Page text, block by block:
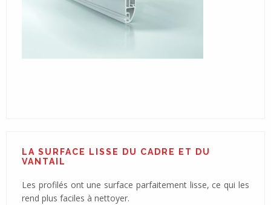
LA SURFACE LISSE DU CADRE ET DU
VANTAIL
Les profilés ont une surface parfaitement lisse, ce qui les
rend plus faciles à nettoyer.